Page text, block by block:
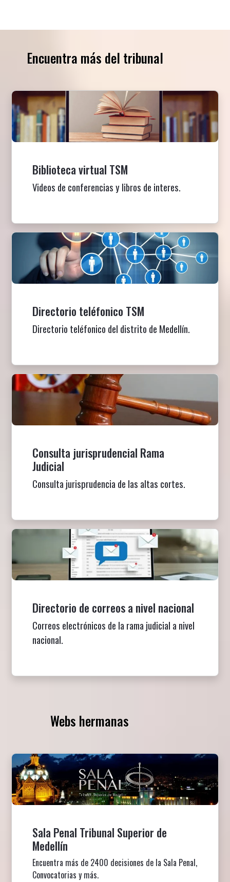
Encuentra más del tribunal
Biblioteca virtual TSM
Videos de conferencias y libros de interes.
Directorio teléfonico TSM
Directorio teléfonico del distrito de Medellín.
Consulta jurisprudencial Rama
Judicial
Consulta jurisprudencia de las altas cortes.
Directorio de correos a nivel nacional
Correos electrónicos de la rama judicial a nivel
nacional.
Webs hermanas
Sala Penal Tribunal Superior de
Medellín
Encuentra más de 2400 decisiones de la Sala Penal,
Convocatorias y más.